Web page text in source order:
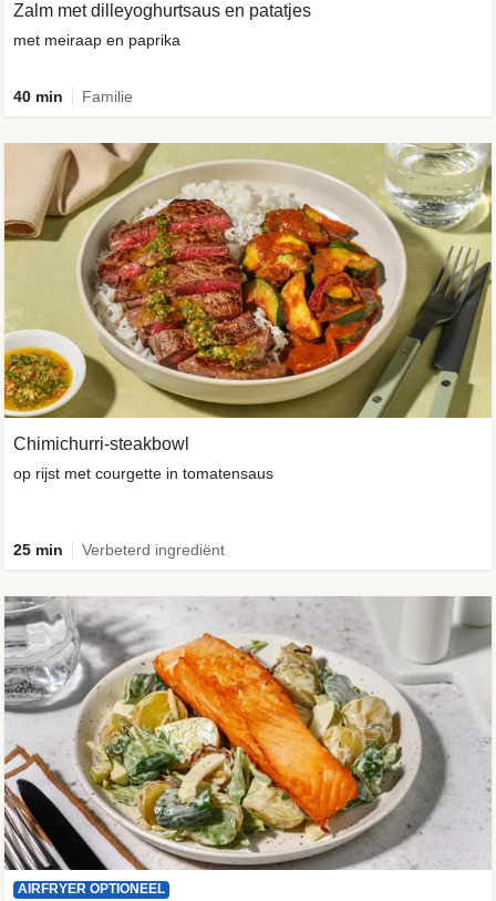
Zalm met dilleyoghurtsaus en patatjes
met meiraap en paprika
40 min Familie
Chimichurri-steakbowl
op rijst met courgette in tomatensaus
25 min Verbeterd ingrediënt
AIRFRYER OPTIONEEL